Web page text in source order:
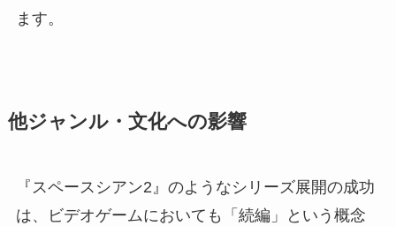
ます。
他ジャンル・文化への影響
『スペースシアン2』のようなシリーズ展開の成功
は、ビデオゲームにおいても「続編」という概念